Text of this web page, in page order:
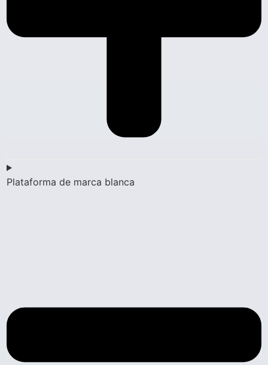
Plataforma de marca blanca